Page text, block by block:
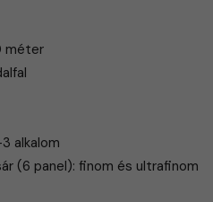
méter
alkalom
(6 panel): finom és ultrafinom